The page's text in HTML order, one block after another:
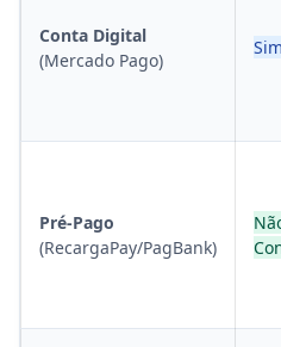
Conta Digital
(Mercado Pago)
Pré-Pago
(RecargaPay/PagBank)